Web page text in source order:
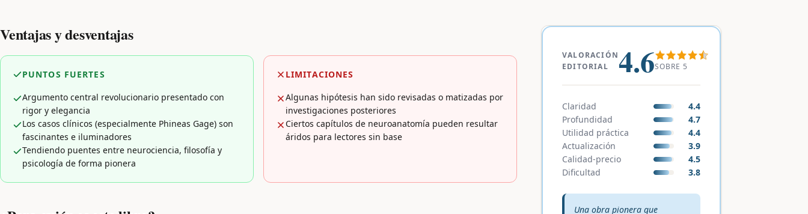
Ventajas y desventajas
PUNTOS FUERTES
Argumento central revolucionario presentado con
rigor y elegancia
Los casos clínicos (especialmente Phineas Gage) son
fascinantes e iluminadores
Tendiendo puentes entre neurociencia, filosofía y
psicología de forma pionera
LIMITACIONES
Algunas hipótesis han sido revisadas o matizadas por
investigaciones posteriores
Ciertos capítulos de neuroanatomía pueden resultar
áridos para lectores sin base
VALORACIÓN
EDITORIAL
4.6SOBRE 5
Claridad
4.4
Profundidad
4.7
Utilidad práctica
4.4
Actualización
3.9
Calidad-precio
4.5
Dificultad
3.8
Veredicto editorial:
Una obra pionera que